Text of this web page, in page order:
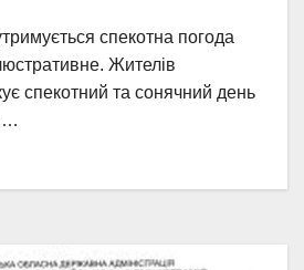
спекотна погода
Жителів
спекотний та сонячний день